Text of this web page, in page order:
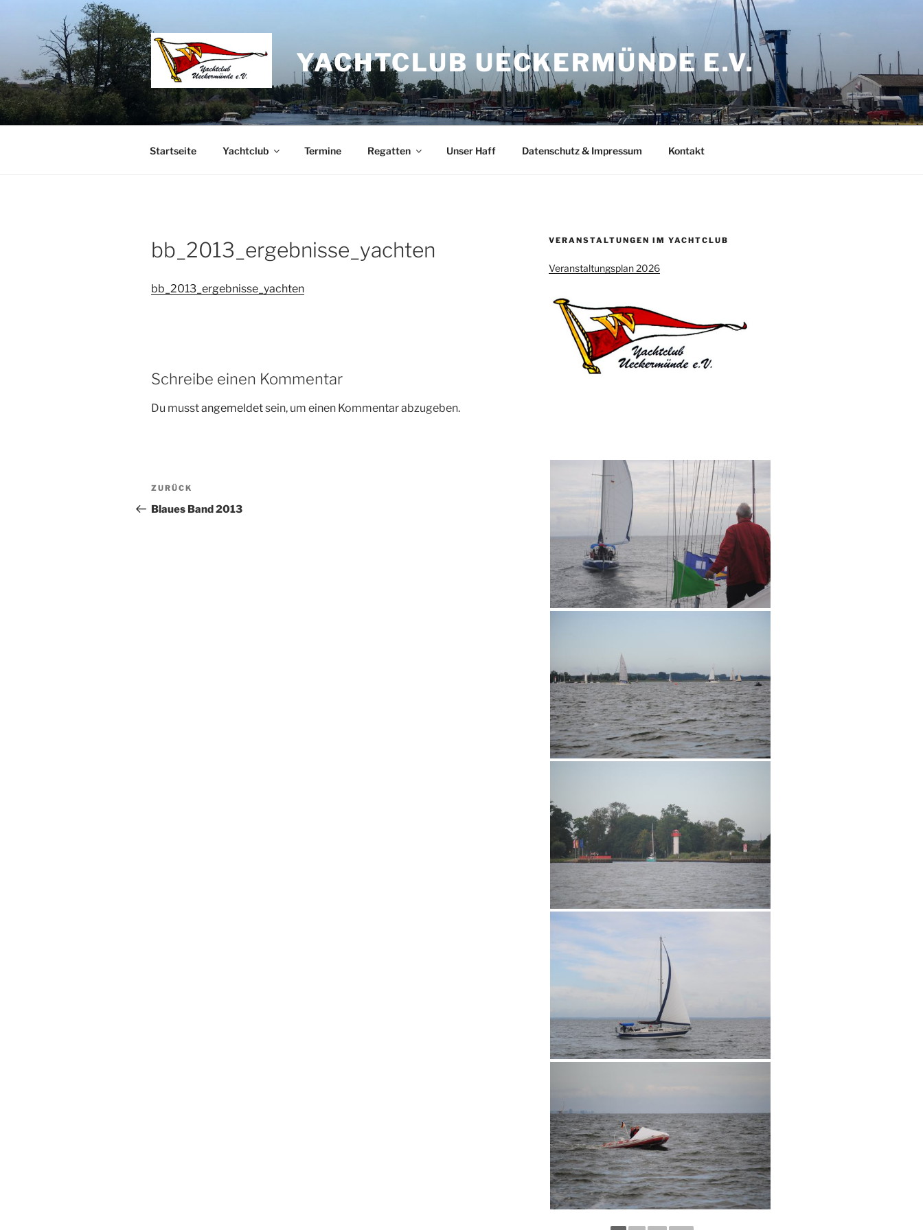
springen
YACHTCLUB UECKERMÜNDE E.V.
Startseite Yachtclub Termine Regatten Unser Haff Datenschutz & Impressum Kontakt
bb_2013_ergebnisse_yachten
bb_2013_ergebnisse_yachten
Schreibe einen Kommentar
Du musstangemeldetsein, um einen Kommentar abzugeben.
Beitragsnavigation
Vorheriger
Beitrag
ZURÜCK
Blaues Band 2013
VERANSTALTUNGEN IM YACHTCLUB
Veranstaltungsplan 2026